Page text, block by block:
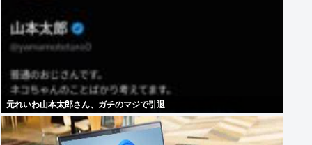
元れいわ山本太郎さん、ガチのマジで引退